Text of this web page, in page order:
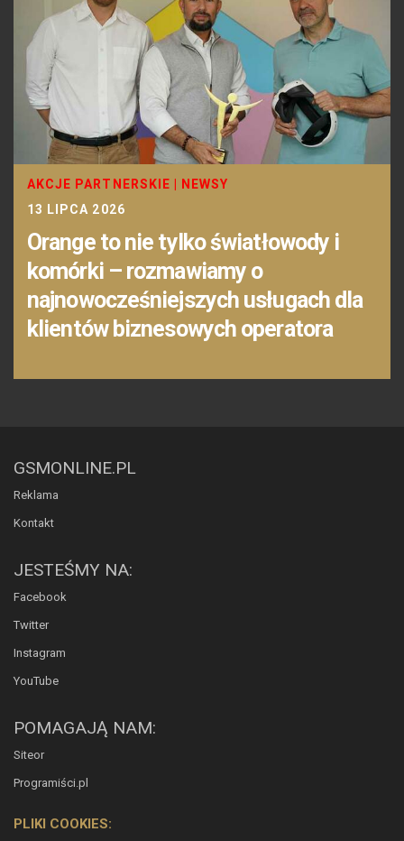
AKCJE PARTNERSKIE
NEWSY
13 LIPCA 2026
Orange to nie tylko światłowody i
komórki – rozmawiamy o
najnowocześniejszych usługach dla
klientów biznesowych operatora
GSMONLINE.PL
Reklama
Kontakt
JESTEŚMY NA:
Facebook
Twitter
Instagram
YouTube
POMAGAJĄ NAM:
Siteor
Programiści.pl
PLIKI COOKIES: